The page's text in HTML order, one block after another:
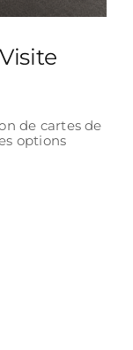
de cartes de
options